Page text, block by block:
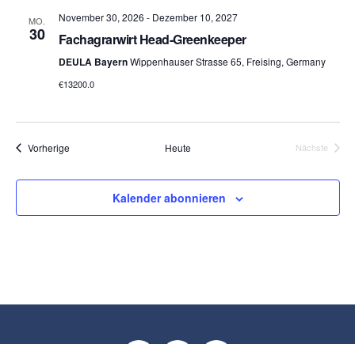
MO.
30
November 30, 2026 - Dezember 10, 2027
Fachagrarwirt Head-Greenkeeper
DEULA BayernWippenhauser Strasse 65, Freising, Germany
€13200.0
VorherigeVeranstaltungen Heute
Nächste
Kalender abonnieren